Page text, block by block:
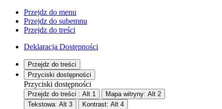
Przejdz do menu
Przejdz do subemnu
Przejdz do treści
Deklaracja Dostępności
Przejdz do treści
Przyciski dostępności
Przyciski dostępności
Przejdz do treści : Alt 1 Mapa witryny: Alt 2
Tekstowa: Alt 3 Kontrast: Alt 4